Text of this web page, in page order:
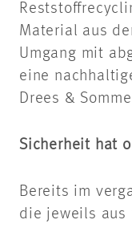
Material aus
Umgang mit
eine
Drees &
Sicherheit hat
Bereits im
die jeweils aus